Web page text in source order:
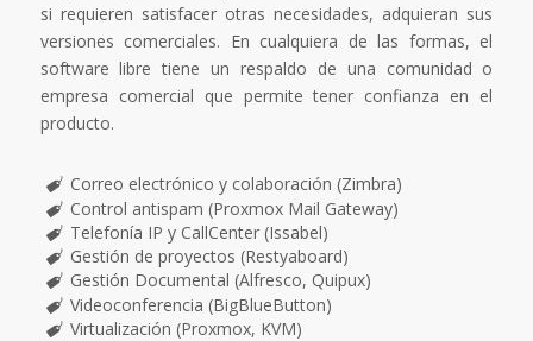
si requieren satisfacer otras necesidades, adquieran sus
versiones comerciales. En cualquiera de las formas, el
software libre tiene un respaldo de una comunidad o
empresa comercial que permite tener confianza en el
producto.
Correo electrónico y colaboración (Zimbra)
Control antispam (Proxmox Mail Gateway)
Telefonía IP y CallCenter (Issabel)
Gestión de proyectos (Restyaboard)
Gestión Documental (Alfresco, Quipux)
Videoconferencia (BigBlueButton)
Virtualización (Proxmox, KVM)